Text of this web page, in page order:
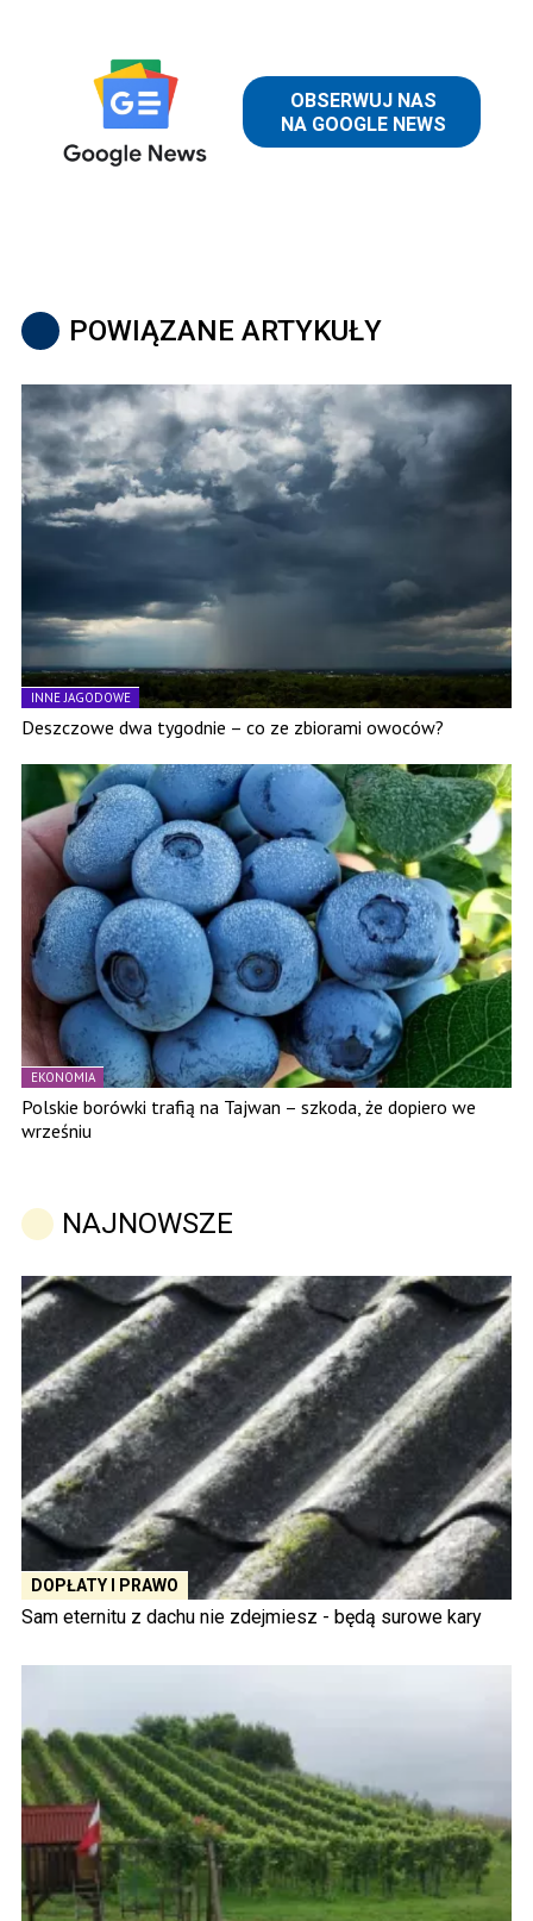
POWIĄZANE ARTYKUŁY
INNE JAGODOWE
Deszczowe dwa tygodnie – co ze zbiorami owoców?
EKONOMIA
Polskie borówki trafią na Tajwan – szkoda, że dopiero we
wrześniu
NAJNOWSZE
DOPŁATY I PRAWO
Sam eternitu z dachu nie zdejmiesz - będą surowe kary